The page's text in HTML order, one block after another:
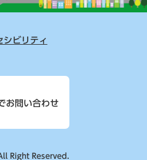
シビリティ
お問い合わせ
Right Reserved.